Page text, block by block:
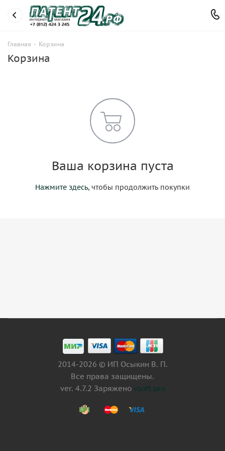
Главная - Корзина
Корзина
Ваша корзина пуста
Нажмите здесь, чтобы продолжить покупки
2014-2026 © ИП Осыкин В. П.
Все права защищены.
ver. 4.7.2 Заряжено vsoft.pro